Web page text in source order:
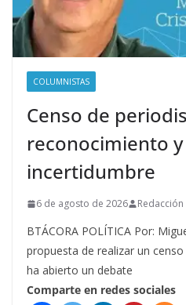
COLUMNISTAS
Censo de
reconocimiento y
incertidumbre
6 de agosto de 2026
BTÁCORA POLÍTICA Por:
propuesta de realizar un
ha abierto un debate
Comparte en redes sociales